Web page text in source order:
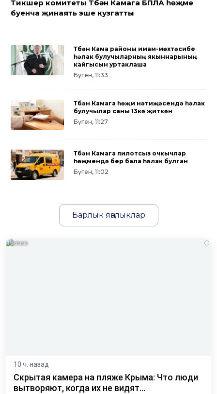
Тикшерү комитеты Түбән Камага БПЛА һөҗүме
буенча җинаять эше кузгатты
Түбән Кама районы имам-мөхтәсибе
һәлак булучыларның якыннарының
кайгысын уртаклаша
Бүген, 11:33
Түбән Камага һөҗүм нәтиҗәсендә һәлак
булучылар саны 13кә җиткән
Бүген, 11:27
Түбән Камага пилотсыз очкычлар
һөҗүмендә бер бала һәлак булган
Бүген, 11:02
Барлык яңалыклар
i
10 ч. назад
Скрытая камера на пляже Крыма: Что люди
вытворяют, когда их не видят...